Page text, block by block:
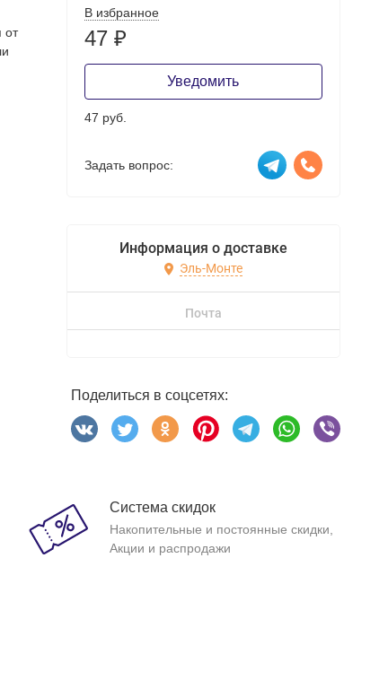
от
В избранное
47 ₽
Уведомить
47 руб.
Задать вопрос:
Информация о доставке
Эль-Монте
Почта
Поделиться в соцсетях:
Система скидок
Накопительные и постоянные скидки,
Акции и распродажи